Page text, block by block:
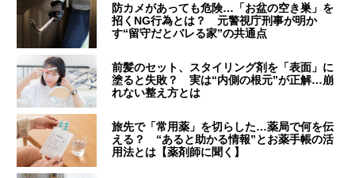
防カメがあっても危険…「お盆の空き巣」を
招くNG行為とは？ 元警視庁刑事が明か
す“留守だとバレる家”の共通点
前髪のセット、スタイリング剤を「表面」に
塗ると失敗？ 実は“内側の根元”が正解…崩
れない整え方とは
旅先で「常用薬」を切らした…薬局で何を伝
える？ “あると助かる情報”とお薬手帳の活
用法とは【薬剤師に聞く】